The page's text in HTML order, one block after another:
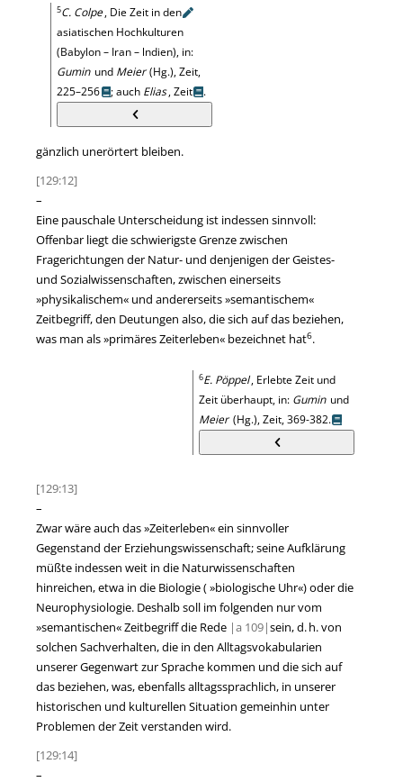
5C. Colpe, Die Zeit inden
asiatischen Hochkulturen
(Babylon – Iran – lndien), in:
Gumin und Meier(Hg.), Zeit,
225–256
; auch Elias, Zeit .
gänzlich unerörtert bleiben.
[129:12]
–
Eine pauschale Unterscheidung ist indessen sinnvoll:
Offenbar liegt die schwierigste Grenze zwischen
Fragerichtungen der Natur- und denjenigen der Geistes-
und Sozialwissenschaften, zwischen einerseits
»physikalischem« und andererseits»semantischem«
Zeitbegriff, den Deutungen also, die sich auf das beziehen,
was man als»primäres Zeiterleben« bezeichnet hat6
6E. Pöppel, Erlebte Zeit und
Zeit überhaupt, in: Gumin und
Meier(Hg.), Zeit, 369-382.
.
[129:13]
–
Zwar wäre auch das»Zeiterleben«ein sinnvoller
Gegenstand der Erziehungswissenschaft; seine Aufklärung
müßte indessen weit in die Naturwissenschaften
hinreichen, etwa in die Biologie (»biologische Uhr«) oder die
Neurophysiologie. Deshalb soll im folgenden nur vom
»semantischen«Zeitbegriff die Rede |a 109|sein, d. h. von
solchen Sachverhalten, die in den Alltagsvokabularien
unserer Gegenwart zur Sprache kommen und die sich auf
das beziehen, was, ebenfalls alltagssprachlich, in unserer
historischen und kulturellen Situation gemeinhin unter
Problemen der Zeit verstanden wird.
[129:14]
–